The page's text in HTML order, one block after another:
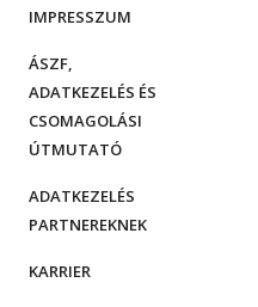
IMPRESSZUM
ÁSZF,
ADATKEZELÉS ÉS
CSOMAGOLÁSI
ÚTMUTATÓ
ADATKEZELÉS
PARTNEREKNEK
KARRIER